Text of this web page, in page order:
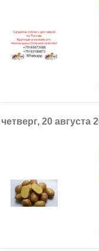
четверг, 20 августа